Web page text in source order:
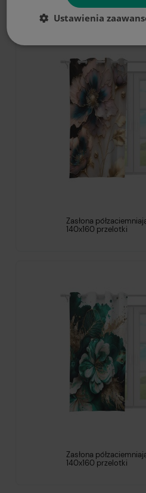
Zasłona
140x160 przelotki
Zasłona
140x160 przelotki
Ustawienia